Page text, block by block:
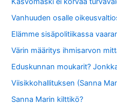
Vanhuuden osalle
Elämme sisäpolitiikassa
Värin määritys ihmisarvon
Eduskunnan moukarit?
Viisikkohallituksen (Sanna
Sanna Marin kilttikö?